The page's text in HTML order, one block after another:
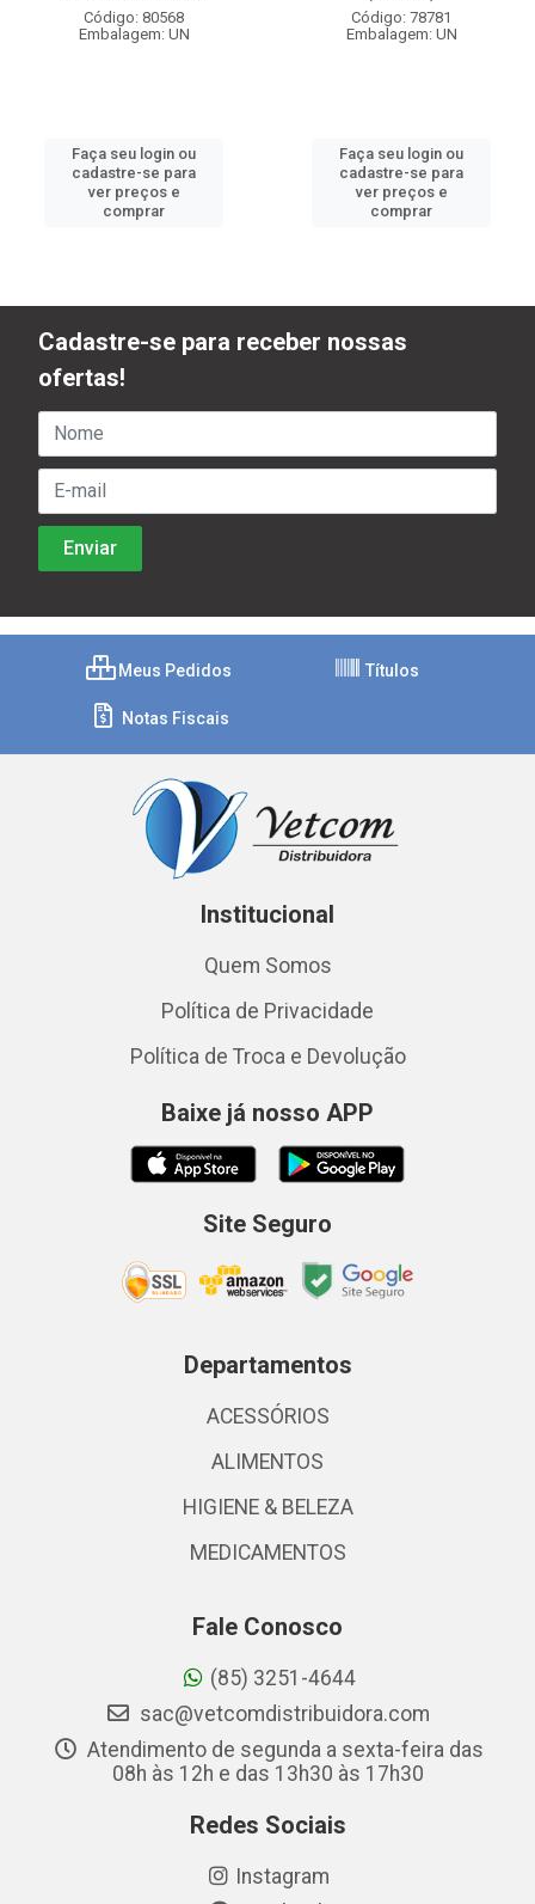
Código: 80568
Embalagem: UN
Faça seu login ou
cadastre-se para
ver preços e
comprar
Código: 78781
Embalagem: UN
Faça seu login ou
cadastre-se para
ver preços e
comprar
Cadastre-se para receber nossas
ofertas!
Meus Pedidos Títulos
Notas Fiscais
Institucional
Quem Somos
Política de Privacidade
Política de Troca e Devolução
Baixe já nosso APP
Site Seguro
Departamentos
ACESSÓRIOS
ALIMENTOS
HIGIENE & BELEZA
MEDICAMENTOS
Fale Conosco
(85) 3251-4644
sac@vetcomdistribuidora.com
Atendimento de segunda a sexta-feira das
08h às 12h e das 13h30 às 17h30
Redes Sociais
Instagram